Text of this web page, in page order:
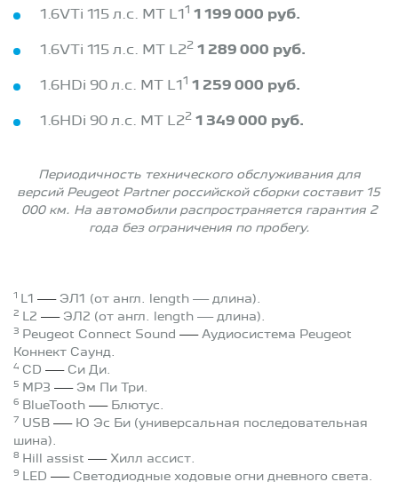
1.6VTi 115 л.с. MT L1 1 1 199 000 руб.
1.6VTi 115 л.с. MT L22 1 289 000 руб.
1.6HDi 90 л.с. MT L1 1 1 259 000 руб.
1.6HDi 90 л.с. MT L22 1 349 000 руб.
Периодичность технического обслуживания для
версий Peugeot Partner российской сборки составит 15
000 км. На автомобили распространяется гарантия 2
года без ограничения по пробегу.
1 L1 — ЭЛ1 (от англ. length — длина).
2 L2 — ЭЛ2 (от англ. length — длина).
3 Peugeot Connect Sound — Аудиосистема Peugeot
Коннект Саунд.
4 CD — Си Ди.
5 MP3 — Эм Пи Три.
6 BlueTooth — Блютус.
7 USB — Ю Эс Би (универсальная последовательная
шина).
8 Hill assist — Хилл ассист.
9 LED — Светодиодные ходовые огни дневного света.